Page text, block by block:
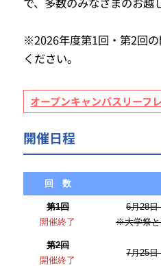
先進工学科
データサイエン
エネルギー工学ユ
生命化学・食品
マネジメント工学
Skip~リケジョイ
※2026年度第1回・第2回
ください。
オープンキャンパスリーフ
開催日程
回 数
第1回
開催終了
6月28日
※大学祭と
第2回
開催終了
7月25日